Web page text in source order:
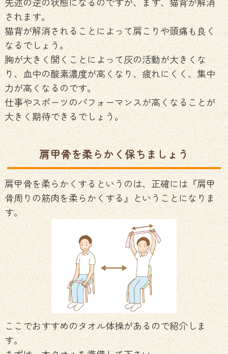
されます。
猫背が解消されることによって肩こりや頭痛も良く
なるでしょう。
胸が大きく開くことによって灰の活動が大きくな
り、血中の酸素濃度が高くなり、疲れにくく、集中
力が高くなるのです。
仕事やスポーツのパフォーマンスが高くなることが
大きく期待できるでしょう。
肩甲骨を柔らかく保ちましょう
肩甲骨を柔らかくするというのは、正確には『肩甲
骨周りの筋肉を柔らかくする』ということになりま
す。
ここでおすすめのタオル体操があるので紹介しま
す。